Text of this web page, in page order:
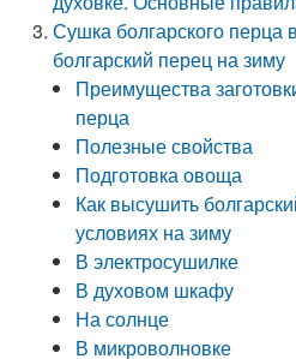
Сушка болгарского перца
болгарский перец на зиму
Преимущества
перца
Полезные свойства
Подготовка овоща
Как высушить
условиях на зиму
В электросушилке
В духовом шкафу
На солнце
В микроволновке